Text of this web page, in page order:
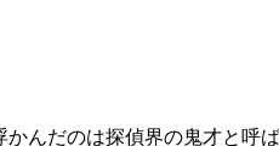
んだのは探偵界の鬼才と呼